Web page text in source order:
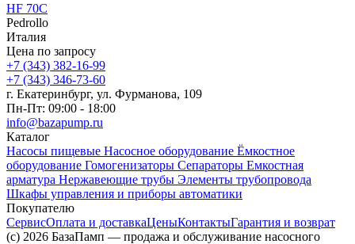
HF 70C
Pedrollo
Италия
Цена по запросу
+7 (343) 382-16-99
+7 (343) 346-73-‬60
г. Екатеринбург, ул. Фурманова, 109
Пн-Пт: 09:00 - 18:00
info@bazapump.ru
Каталог
Насосы пищевые Насосное оборудование Ёмкостное
оборудование Гомогенизаторы Сепараторы Емкостная
арматура Нержавеющие трубы Элементы трубопровода
Шкафы управления и приборы автоматики
Покупателю
СервисОплата и доставкаЦеныКонтактыГарантия и возврат
(c) 2026 БазаПамп — продажа и обслуживание насосного